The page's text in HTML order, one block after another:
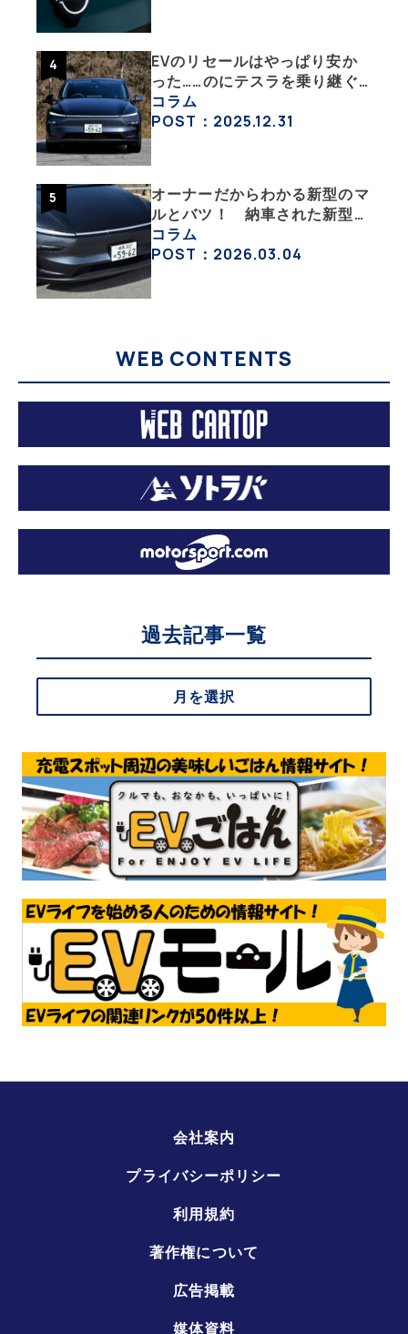
EVのリセールはやっぱり安か
った……のにテスラを乗り継ぐ
ってどういうこと？ 【テスラ
沼にはまった大学教授のEV生
コラム
POST：2025.12.31
オーナーだからわかる新型のマ
ルとバツ！ 納車された新型を
旧型モデルＹと細部まで比べて
みた【テスラ沼にはまった大学
コラム
POST：2026.03.04
WEB CONTENTS
過去記事一覧
月を選択
会社案内
プライバシーポリシー
利用規約
著作権について
広告掲載
媒体資料